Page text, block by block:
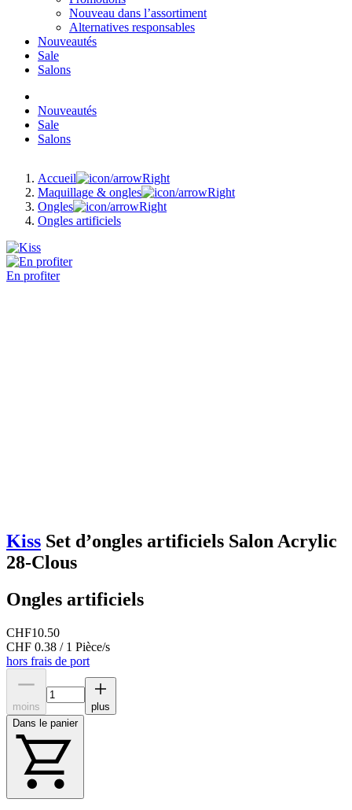
Nouveau dans l’assortiment
Alternatives responsables
Nouveautés
Sale
Salons
Nouveautés
Sale
Salons
Accueil
Maquillage & ongles
Ongles
Ongles artificiels
En profiter
Kiss Set d’ongles artificiels Salon Acrylic
28-Clous
Ongles artificiels
CHF10.50
CHF 0.38 / 1 Pièce/s
hors frais de port
moins
plus
Dans le panier